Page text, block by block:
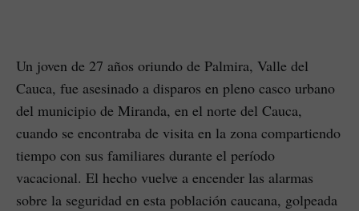
Un joven de 27 años oriundo de Palmira, Valle del
Cauca, fue asesinado a disparos en pleno casco urbano
del municipio de Miranda, en el norte del Cauca,
cuando se encontraba de visita en la zona compartiendo
tiempo con sus familiares durante el período
vacacional. El hecho vuelve a encender las alarmas
sobre la seguridad en esta población caucana, golpeada